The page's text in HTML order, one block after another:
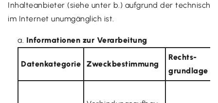
Inhalteanbieter (siehe unter b.) aufgrund der
im Internet unumgänglich ist.
Informationen zur Verarbeitung
Datenkategorie Zweckbestimmung
Rechts­
grundlage